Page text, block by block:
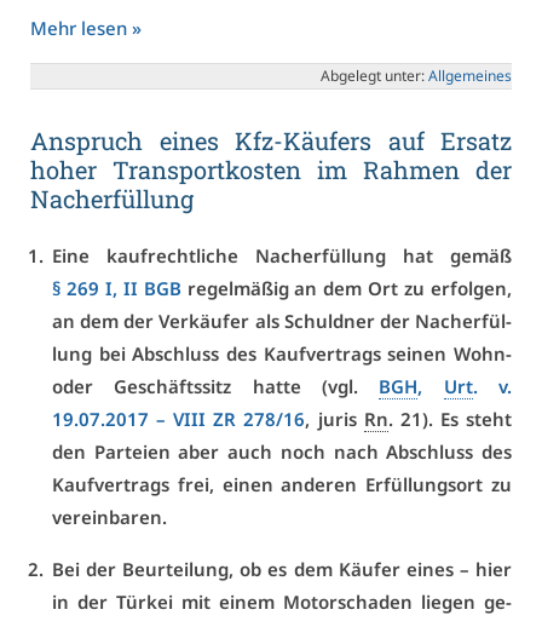
Mehr le­sen »
Ab­ge­legt un­ter:All­ge­mei­nes
An­spruch ei­nes Kfz-Käu­fers auf Er­satz
ho­her Trans­port­kos­ten im Rah­men der
Nach­er­fül­lung
Ei­ne kauf­recht­li­che Nach­er­fül­lung hat ge­mäß
§ 269 I, II BGB re­gel­mä­ßig an dem Ort zu er­fol­gen,
an dem der Ver­käu­fer als Schuld­ner der Nach­er­fül­
lung bei Ab­schluss des Kauf­ver­trags sei­nen Wohn-
oder Ge­schäfts­sitz hat­te (vgl. BGH, Urt. v.
19.07.2017 –VI­II ZR 278/16, ju­ris Rn. 21). Es steht
den Par­tei­en aber auch noch nach Ab­schluss des
Kauf­ver­trags frei, ei­nen an­de­ren Er­fül­lungs­ort zu
ver­ein­ba­ren.
Bei der Be­ur­tei­lung, ob es dem Käu­fer ei­nes – hier
in der Tür­kei mit ei­nem Mo­tor­scha­den lie­gen ge­